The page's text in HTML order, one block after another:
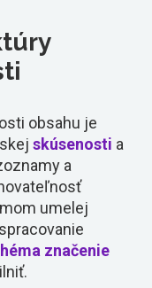
obsahu je
skúsenosti a
a
umelej
značenie